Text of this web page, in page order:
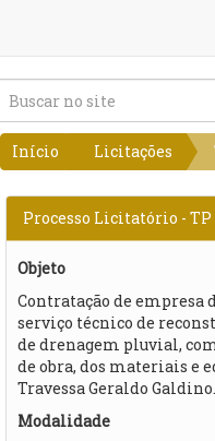
Início Licitações
Processo Licitatório - TP
Objeto
Contratação de empresa
serviço técnico de
de drenagem pluvial,
de obra, dos materiais e
Travessa Geraldo Galdino.
Modalidade